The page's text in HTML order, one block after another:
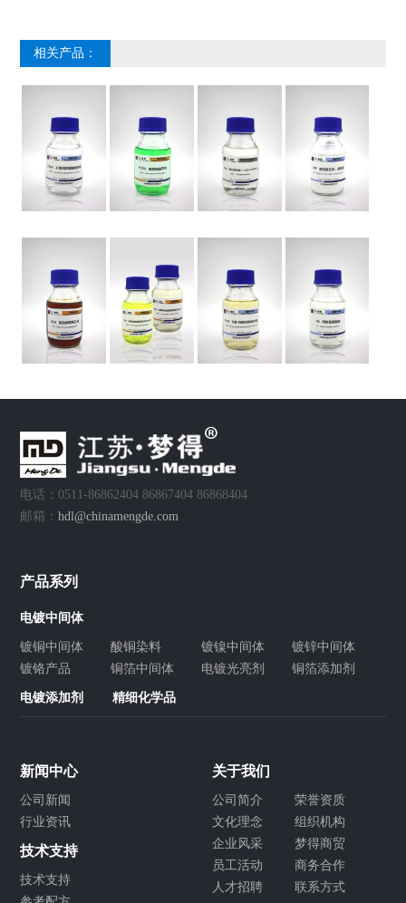
相关产品：
电话：0511-86862404 86867404 86868404
邮箱：hdl@chinamengde.com
产品系列
电镀中间体
镀铜中间体 酸铜染料 镀镍中间体
镀锌中间体
镀铬产品
铜箔中间体 电镀光亮剂 铜箔添加剂
电镀添加剂 精细化学品
新闻中心
公司新闻
行业资讯
技术支持
技术支持
关于我们
公司简介
荣誉资质
文化理念
组织机构
企业风采
梦得商贸
员工活动
商务合作
人才招聘
联系方式